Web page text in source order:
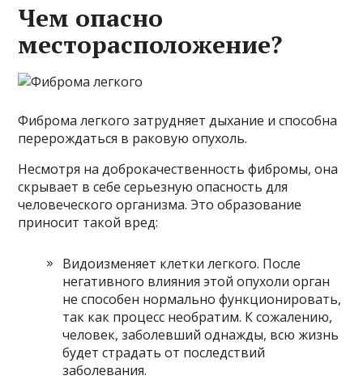
Чем опасно
месторасположение?
Фиброма легкого затрудняет дыхание и способна
перерождаться в раковую опухоль.
Несмотря на доброкачественность фибромы, она
скрывает в себе серьезную опасность для
человеческого организма. Это образование
приносит такой вред:
Видоизменяет клетки легкого. После
негативного влияния этой опухоли орган
не способен нормально функционировать,
так как процесс необратим. К сожалению,
человек, заболевший однажды, всю жизнь
будет страдать от последствий
заболевания.